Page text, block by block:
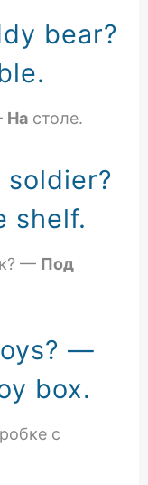
bear?
Настоле.
shelf.
— Под
—
box.
с